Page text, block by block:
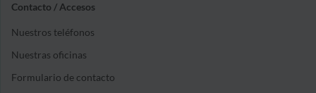
Contacto / Accesos
Nuestros teléfonos
Nuestras oficinas
Formulario de contacto